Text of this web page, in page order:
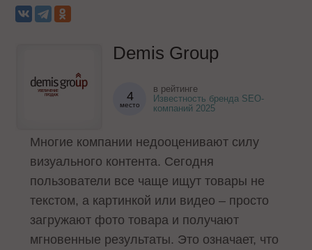
Demis Group
4
место
в рейтинге
Известность бренда SEO-
компаний 2025
Многие компании недооценивают силу
визуального контента. Сегодня
пользователи все чаще ищут товары не
текстом, а картинкой или видео – просто
загружают фото товара и получают
мгновенные результаты. Это означает, что